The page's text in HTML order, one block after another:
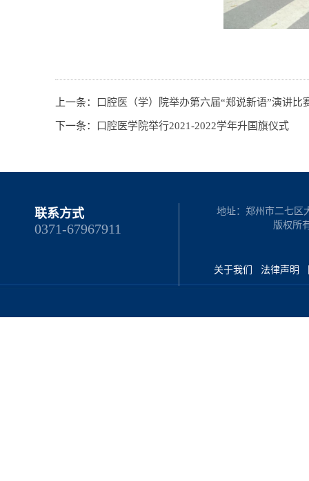
上一条： 口腔医（学）院举办第六届“郑说新语”演讲比
下一条： 口腔医学院举行2021-2022学年升国旗仪式
联系方式
0371-67967911
地址：郑州市二七区
版权所
关于我们 法律声明